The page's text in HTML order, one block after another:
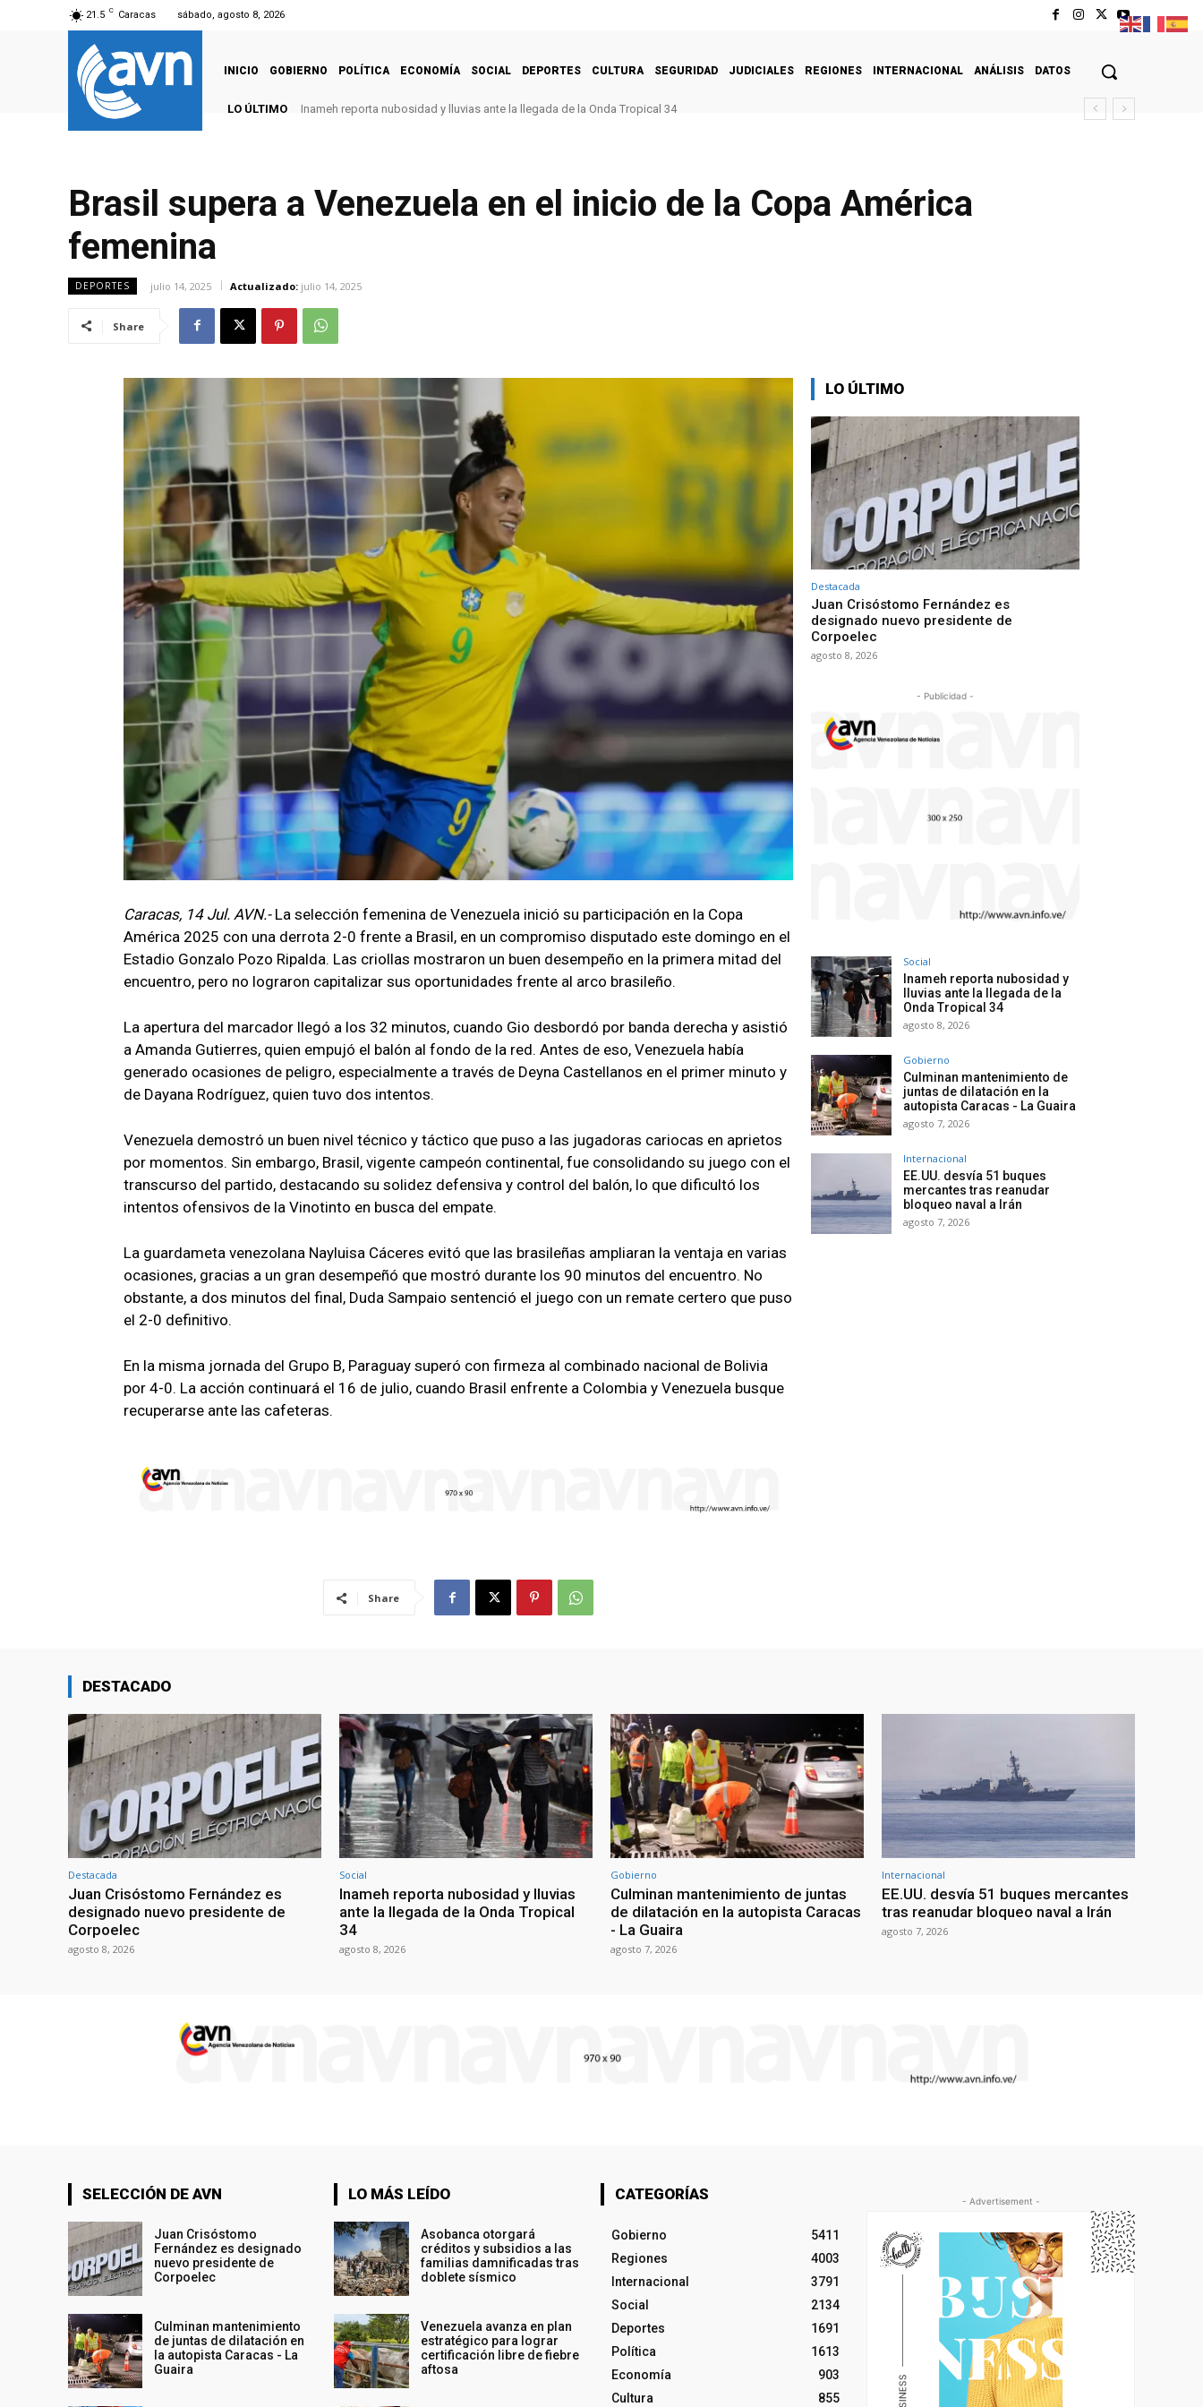
21.5 C Caracas sábado, agosto 8, 2026
INICIO GOBIERNO POLÍTICA ECONOMÍA SOCIAL DEPORTES CULTURA SEGURIDAD JUDICIALES REGIONES INTERNACIONAL ANÁLISIS DATOS
LO ÚLTIMO Inameh reporta nubosidad y lluvias ante la llegada de la Onda Tropical 34
Brasil supera a Venezuela en el inicio de la Copa América
femenina
DEPORTES julio 14, 2025 Actualizado: julio 14, 2025
Share
Caracas, 14 Jul. AVN.- La selección femenina de Venezuela inició su participación en la Copa
América 2025 con una derrota 2-0 frente a Brasil, en un compromiso disputado este domingo en el
Estadio Gonzalo Pozo Ripalda. Las criollas mostraron un buen desempeño en la primera mitad del
encuentro, pero no lograron capitalizar sus oportunidades frente al arco brasileño.
La apertura del marcador llegó a los 32 minutos, cuando Gio desbordó por banda derecha y asistió
a Amanda Gutierres, quien empujó el balón al fondo de la red. Antes de eso, Venezuela había
generado ocasiones de peligro, especialmente a través de Deyna Castellanos en el primer minuto y
de Dayana Rodríguez, quien tuvo dos intentos.
Venezuela demostró un buen nivel técnico y táctico que puso a las jugadoras cariocas en aprietos
por momentos. Sin embargo, Brasil, vigente campeón continental, fue consolidando su juego con el
transcurso del partido, destacando su solidez defensiva y control del balón, lo que dificultó los
intentos ofensivos de la Vinotinto en busca del empate.
La guardameta venezolana Nayluisa Cáceres evitó que las brasileñas ampliaran la ventaja en varias
ocasiones, gracias a un gran desempeñó que mostró durante los 90 minutos del encuentro. No
obstante, a dos minutos del final, Duda Sampaio sentenció el juego con un remate certero que puso
el 2-0 definitivo.
En la misma jornada del Grupo B, Paraguay superó con firmeza al combinado nacional de Bolivia
por 4-0. La acción continuará el 16 de julio, cuando Brasil enfrente a Colombia y Venezuela busque
recuperarse ante las cafeteras.
Share
LO ÚLTIMO
Destacada
Juan Crisóstomo Fernández es
designado nuevo presidente de
Corpoelec
agosto 8, 2026
- Publicidad -
Social
Inameh reporta nubosidad y
lluvias ante la llegada de la
Onda Tropical 34
agosto 8, 2026
Gobierno
Culminan mantenimiento de
juntas de dilatación en la
autopista Caracas - La Guaira
agosto 7, 2026
Internacional
EE.UU. desvía 51 buques
mercantes tras reanudar
bloqueo naval a Irán
agosto 7, 2026
DESTACADO
Destacada
Juan Crisóstomo Fernández es
designado nuevo presidente de
Corpoelec
agosto 8, 2026
Social
Inameh reporta nubosidad y lluvias
ante la llegada de la Onda Tropical
34
agosto 8, 2026
Gobierno
Culminan mantenimiento de juntas
de dilatación en la autopista Caracas
- La Guaira
agosto 7, 2026
Internacional
EE.UU. desvía 51 buques mercantes
tras reanudar bloqueo naval a Irán
agosto 7, 2026
SELECCIÓN DE AVN
Juan Crisóstomo
Fernández es designado
nuevo presidente de
Corpoelec
Culminan mantenimiento
de juntas de dilatación en
la autopista Caracas - La
Guaira
LO MÁS LEÍDO
Asobanca otorgará
créditos y subsidios a las
familias damnificadas tras
doblete sísmico
Venezuela avanza en plan
estratégico para lograr
certificación libre de fiebre
aftosa
CATEGORÍAS
Gobierno
5411
Regiones
4003
Internacional
3791
Social
2134
Deportes
1691
Política
1613
Economía
903
Cultura
855
- Advertisement -